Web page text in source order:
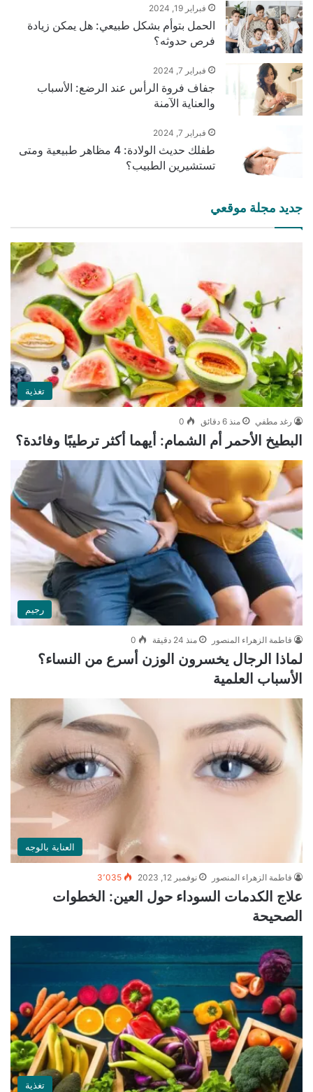
فبراير 19, 2024
الحمل بتوأم بشكل طبيعي: هل يمكن زيادة
فرص حدوثه؟
فبراير 7, 2024
جفاف فروة الرأس عند الرضع: الأسباب
والعناية الآمنة
فبراير 7, 2024
طفلك حديث الولادة: 4 مظاهر طبيعية ومتى
تستشيرين الطبيب؟
جديد مجلة موقعي
تغذية
رغد مطفي منذ 6 دقائق 0
البطيخ الأحمر أم الشمام: أيهما أكثر ترطيبًا وفائدة؟
رجيم
فاطمة الزهراء المنصور منذ 24 دقيقة 0
لماذا الرجال يخسرون الوزن أسرع من النساء؟
الأسباب العلمية
العناية بالوجه
فاطمة الزهراء المنصور نوفمبر 12, 2023 3٬035
علاج الكدمات السوداء حول العين: الخطوات
الصحيحة
تغذية